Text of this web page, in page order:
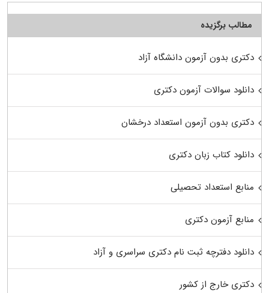
مطالب برگزیده
دکتری بدون آزمون دانشگاه آزاد
دانلود سوالات آزمون دکتری
دکتری بدون آزمون استعداد درخشان
دانلود کتاب زبان دکتری
منابع استعداد تحصیلی
منابع آزمون دکتری
دانلود دفترچه ثبت نام دکتری سراسری و آزاد
دکتری خارج از کشور